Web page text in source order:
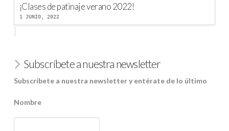
¡Clases de patinaje verano 2022!
1 JUNIO, 2022
Subscríbete a nuestra newsletter
Subscríbete a nuestra newsletter y entérate de lo último
Nombre